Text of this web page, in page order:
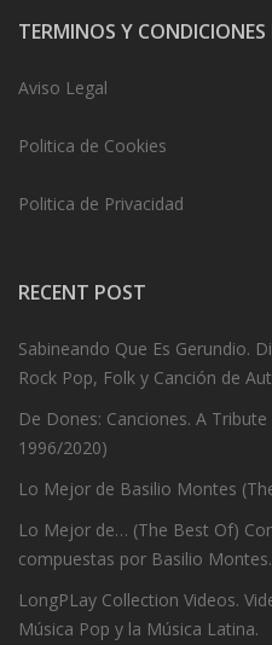
TERMINOS Y CONDICIONES
Aviso Legal
Politica de Cookies
Politica de Privacidad
RECENT POST
Sabineando Que Es Gerundio.
Rock Pop, Folk y Canción de
De Dones: Canciones. A
1996/2020)
Lo Mejor de Basilio Montes
Lo Mejor de… (The Best Of)
compuestas por Basilio Montes.
LongPLay Collection Videos.
Música Pop y la Música Latina.